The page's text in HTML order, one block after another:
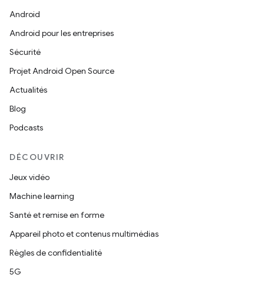
Android
Android pour les entreprises
Sécurité
Projet Android Open Source
Actualités
Blog
Podcasts
DÉCOUVRIR
Jeux vidéo
Machine learning
Santé et remise en forme
Appareil photo et contenus multimédias
Règles de confidentialité
5G